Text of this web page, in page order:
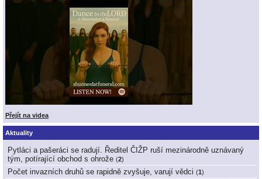
Přejít na videa
Aktuality
Pytláci a pašeráci se radují. Ředitel ČIŽP ruší mezinárodně uznávaný
tým, potírající obchod s ohrože (2)
Počet invazních druhů se rapidně zvyšuje, varují vědci (1)